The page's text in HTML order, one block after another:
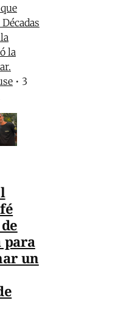
la
• 3
para
un